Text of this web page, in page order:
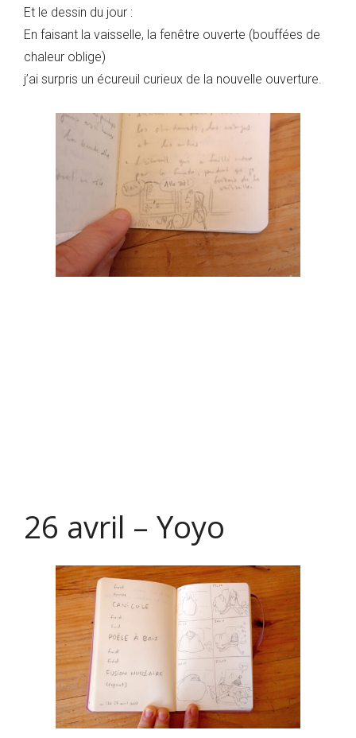
Et le dessin du jour :
En faisant la vaisselle, la fenêtre ouverte (bouffées de
chaleur oblige)
j’ai surpris un écureuil curieux de la nouvelle ouverture.
26 avril – Yoyo